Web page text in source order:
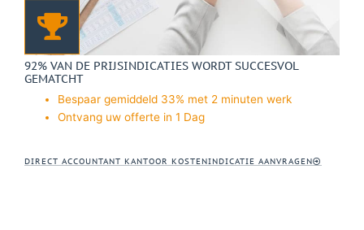
92% VAN DE PRIJSINDICATIES WORDT SUCCESVOL
GEMATCHT
Bespaar gemiddeld 33% met 2 minuten werk
Ontvang uw offerte in 1 Dag
DIRECT ACCOUNTANT KANTOOR KOSTENINDICATIE AANVRAGEN